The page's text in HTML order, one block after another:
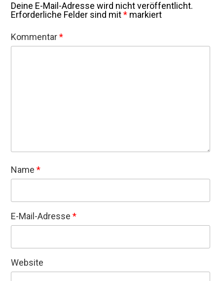
Deine E-Mail-Adresse wird nicht veröffentlicht.
Erforderliche Felder sind mit* markiert
Kommentar*
Name*
E-Mail-Adresse*
Website